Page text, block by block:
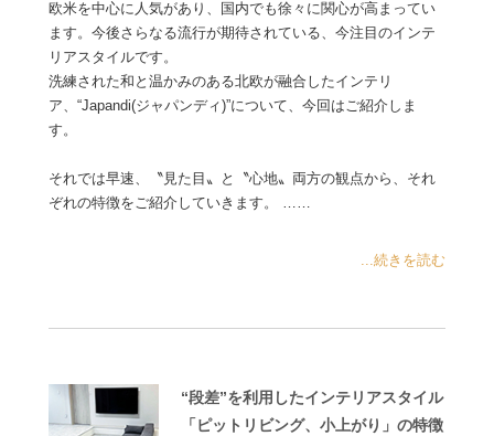
欧米を中心に人気があり、国内でも徐々に関心が高まってい
ます。今後さらなる流行が期待されている、今注目のインテ
リアスタイルです。
洗練された和と温かみのある北欧が融合したインテリ
ア、“Japandi(ジャパンディ)”について、今回はご紹介しま
す。
それでは早速、〝見た目〟と〝心地〟両方の観点から、それ
ぞれの特徴をご紹介していきます。 ……
...続きを読む
“段差”を利用したインテリアスタイル
「ピットリビング、小上がり」の特徴